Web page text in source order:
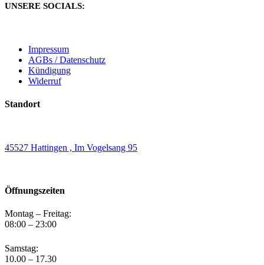
UNSERE SOCIALS:
Impressum
AGBs / Datenschutz
Kündigung
Widerruf
Standort
45527 Hattingen , Im Vogelsang 95
Öffnungszeiten
Montag – Freitag:
08:00 – 23:00
Samstag:
10.00 – 17.30